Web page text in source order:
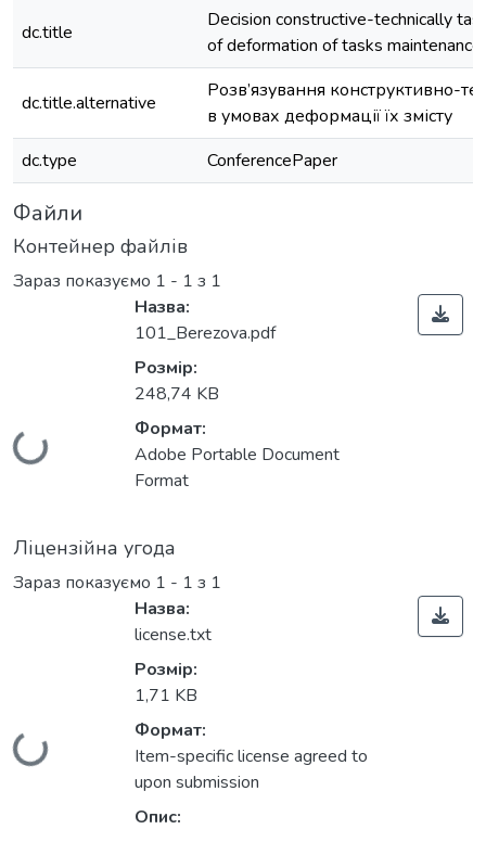
dc.title
Decision constructive-technically
of deformation of tasks maintenance
dc.title.alternative
Розв’язування конструктивно-
в умовах деформації їх змісту
dc.type
ConferencePaper
Файли
Контейнер файлів
Зараз показуємо 1 - 1 з 1
Вантажиться...
Назва:
101_Berezova.pdf
Розмір:
248,74 KB
Формат:
Adobe Portable Document
Format
Ліцензійна угода
Зараз показуємо 1 - 1 з 1
Вантажиться...
Назва:
license.txt
Розмір:
1,71 KB
Формат:
Item-specific license agreed to
upon submission
Опис: